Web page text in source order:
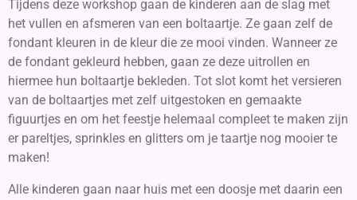
Tijdens deze workshop gaan de kinderen aan de slag met
het vullen en afsmeren van een boltaartje. Ze gaan zelf de
fondant kleuren in de kleur die ze mooi vinden. Wanneer ze
de fondant gekleurd hebben, gaan ze deze uitrollen en
hiermee hun boltaartje bekleden. Tot slot komt het versieren
van de boltaartjes met zelf uitgestoken en gemaakte
figuurtjes en om het feestje helemaal compleet te maken zijn
er pareltjes, sprinkles en glitters om je taartje nog mooier te
maken!
Alle kinderen gaan naar huis met een doosje met daarin een